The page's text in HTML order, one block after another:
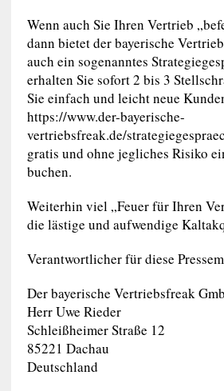
Wenn auch Sie Ihren Vertrieb
dann bietet der bayerische
auch ein sogenanntes
erhalten Sie sofort 2 bis 3
Sie einfach und leicht neue
https://www.der-bayerische-
vertriebsfreak.de/
gratis und ohne jegliches Risiko
buchen.
Weiterhin viel „Feuer für Ihren
die lästige und aufwendige
Verantwortlicher für diese
Der bayerische Vertriebsfreak
Herr Uwe Rieder
Schleißheimer Straße 12
85221 Dachau
Deutschland